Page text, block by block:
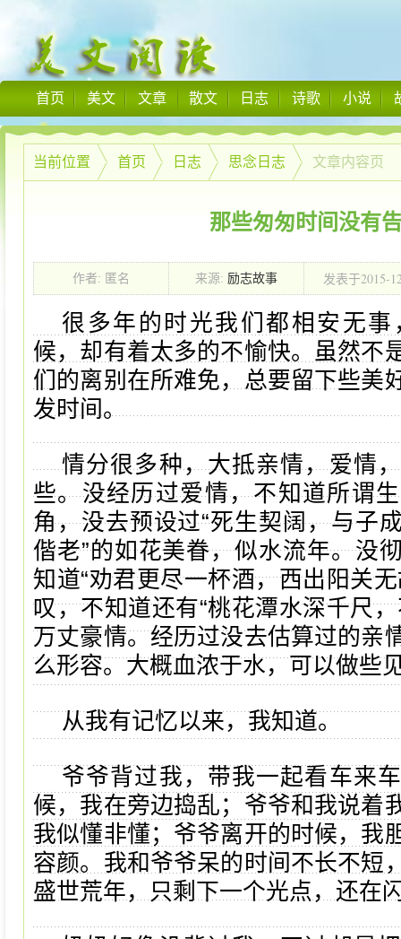
首页 美文 文章 散文 日志 诗歌 小说
当前位置 首页 日志 思念日志 文章内容页
那些匆匆时间没有
作者: 匿名 来源: 励志故事 发表于2015-
00:00:00
很多年的时光我们都相安无
候，却有着太多的不愉快。虽然不
们的离别在所难免，总要留下些美
发时间。
情分很多种，大抵亲情，爱情
些。没经历过爱情，不知道所谓
角，没去预设过“死生契阔，与子
偕老”的如花美眷，似水流年。没
知道“劝君更尽一杯酒，西出阳关
叹，不知道还有“桃花潭水深千尺
万丈豪情。经历过没去估算过的亲
么形容。大概血浓于水，可以做些
从我有记忆以来，我知道。
爷爷背过我，带我一起看车来
候，我在旁边捣乱；爷爷和我说着
我似懂非懂；爷爷离开的时候，我
容颜。我和爷爷呆的时间不长不短
盛世荒年，只剩下一个光点，还在